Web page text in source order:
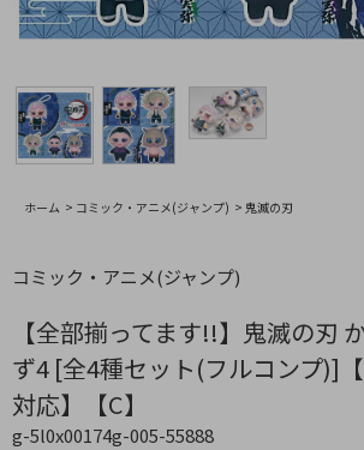
ホーム > コミック・アニメ(ジャンプ) > 鬼滅の刃
コミック・アニメ(ジャンプ)
【全部揃ってます!!】鬼滅の刃
ず4 [全4種セット(フルコンプ)]
対応】【C】
g-5l0x00174g-005-55888